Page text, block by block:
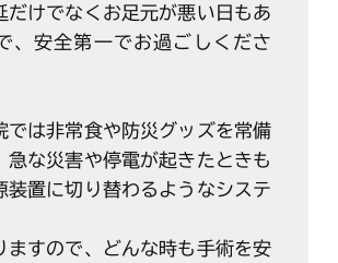
だけでなくお足元が悪い日もあ
、安全第一でお過ごしくださ
では非常食や防災グッズを常備
急な災害や停電が起きたときも
装置に切り替わるようなシステ
ますので、どんな時も手術を安